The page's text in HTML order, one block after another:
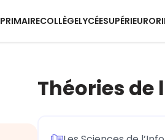
PRIMAIRECOLLÈGELYCÉESUPÉRIEUR
Théories